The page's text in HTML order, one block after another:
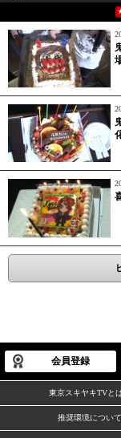
会員登録
東京スキヤキTVと
推奨環境について